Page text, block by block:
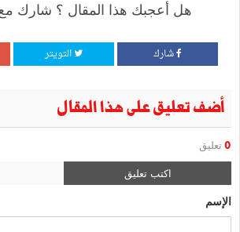
هل أعجبك هذا المقال ؟ شارك
شارك التويتر
أضف تعليق على هذا المقال
0 تعليق
اكتب تعليق
الإسم